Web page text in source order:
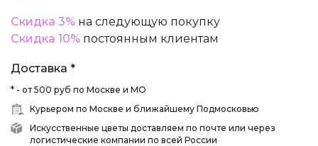
Скидка 3% на следующую покупку
Скидка 10% постоянным клиентам
Доставка *
* - от 500 руб по Москве и МО
Курьером по Москве и ближайшему Подмосковью
Искусственные цветы доставляем по почте или через
логистические компании по всей России